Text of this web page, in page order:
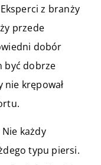
z branży
przede
dobór
być dobrze
nie krępował
każdy
typu piersi.